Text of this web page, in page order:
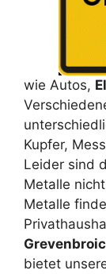
wie Autos,
Kupfer,
Leider sind
Metalle
Metalle
bietet